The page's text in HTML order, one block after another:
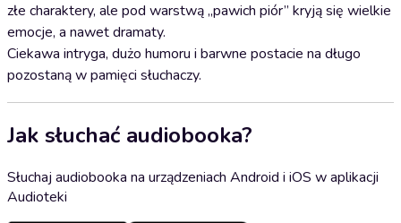
złe charaktery, ale pod warstwą „pawich piór” kryją się wielkie
emocje, a nawet dramaty.
Ciekawa intryga, dużo humoru i barwne postacie na długo
pozostaną w pamięci słuchaczy.
Jak słuchać audiobooka?
Słuchaj audiobooka na urządzeniach Android i iOS w aplikacji
Audioteki